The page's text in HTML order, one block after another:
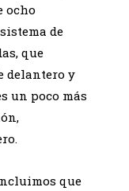
ocho
de
que
delantero y
un poco más
que